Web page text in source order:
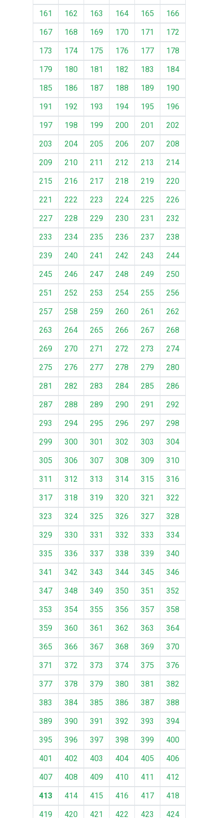
161
162 163 164 165
166
167
168 169 170 171
172
173
174 175 176 177
178
179
180 181 182 183
184
185
186 187 188 189
190
191
192 193 194 195
196
197
198 199 200 201
202
203
204 205 206 207
208
209
210 211 212 213
214
215
216 217 218 219
220
221
222 223 224 225
226
227
228 229 230 231
232
233
234 235 236 237
238
239
240 241 242 243
244
245
246 247 248 249
250
251
252 253 254 255
256
257
258 259 260 261
262
263
264 265 266 267
268
269
270 271 272 273
274
275
276 277 278 279
280
281
282 283 284 285
286
287
288 289 290 291
292
293
294 295 296 297
298
299
300 301 302 303
304
305
306 307 308 309
310
311
312 313 314 315
316
317
318 319 320 321
322
323
324 325 326 327
328
329
330 331 332 333
334
335
336 337 338 339
340
341
342 343 344 345
346
347
348 349 350 351
352
353
354 355 356 357
358
359
360 361 362 363
364
365
366 367 368 369
370
371
372 373 374 375
376
377
378 379 380 381
382
383
384 385 386 387
388
389
390 391 392 393
394
395
396 397 398 399
400
401
402 403 404 405
406
407
408 409 410 411
412
413
414 415 416 417
418
419
420 421 422 423 424